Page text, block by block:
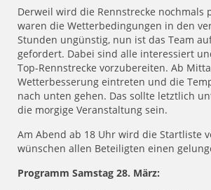
Derweil wird die Rennstrecke nochmals
waren die Wetterbedingungen in den
Stunden ungünstig, nun ist das Team
gefordert. Dabei sind alle interessiert
Top-Rennstrecke vorzubereiten. Ab
Wetterbesserung eintreten und die
nach unten gehen. Das sollte letztlich
die morgige Veranstaltung sein.
Am Abend ab 18 Uhr wird die Startliste
wünschen allen Beteiligten einen
Programm Samstag 28. März: